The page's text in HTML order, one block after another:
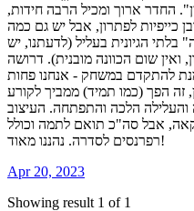
החדר ארוך ומכיל הרבה חידות,
כייפיות לפתרון, אבל יש גם כמה
בלתי הגיונית בעליל (לדעתנו, יש
ואין שום הכוונה מובנית). דרושה
להתקדם במשחק - אנחנו פחות
זה הפך (כמו תמיד) ממביך לקורע
הלכה והתפתחה. העיצוב
אבל סה"כ תואם לתמה וכולל
רפרנסים לסדרה. נהננו מאוד!
Apr 20, 2023
Showing result 1 of 1